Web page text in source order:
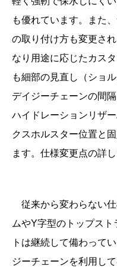
も優れています。
また、
の取り付け方も変更さ
なり用途に応じたカス
も細部の見直し（ショ
デイジーチェーンの間
ハイドレーションリザ
クスホルスター位置と
ます。仕様変更点の詳
従来から変わらない
ムやY字型のトップス
トは継続して備わって
ジーチェーンを利用し